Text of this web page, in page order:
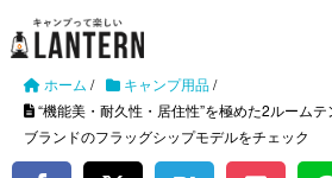
ホーム / キャンプ用品/
“機能美・耐久性・居住性”を極めた2ルーム
ブランドのフラッグシップモデルをチェック